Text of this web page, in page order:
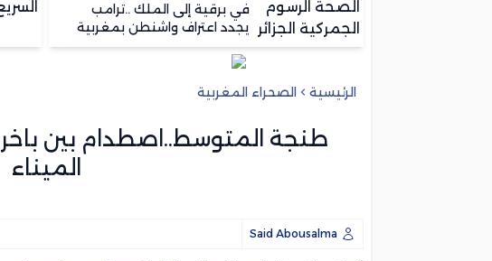
في برقية إلى الملك ..ترامب
يجدد اعتراف واشنطن بمغربية
الصحراء
الرئيسية الصحراء المغربية
طنجة المتوسط..اصطدام بين
الميناء
Said Abousalma